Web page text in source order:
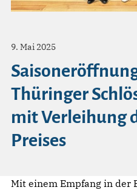
9. Mai 2025
Thüringer
mit Verleihung
Preises
Mit einem Empfang in der